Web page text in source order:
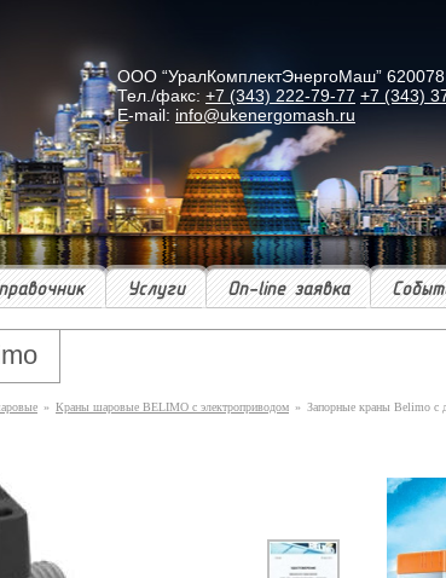
ООО “УралКомплектЭнергоМаш” 620078
Тел./факс: +7 (343) 222-79-77 +7 (343)
E-mail: info@ukenergomash.ru
Услуги On-line заявка
» Краны шаровые BELIMO с электроприводом » Запорные краны Belimo с